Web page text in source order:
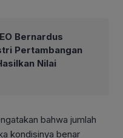
Bernardus
Pertambangan
Nilai
bahwa jumlah
kondisinya benar